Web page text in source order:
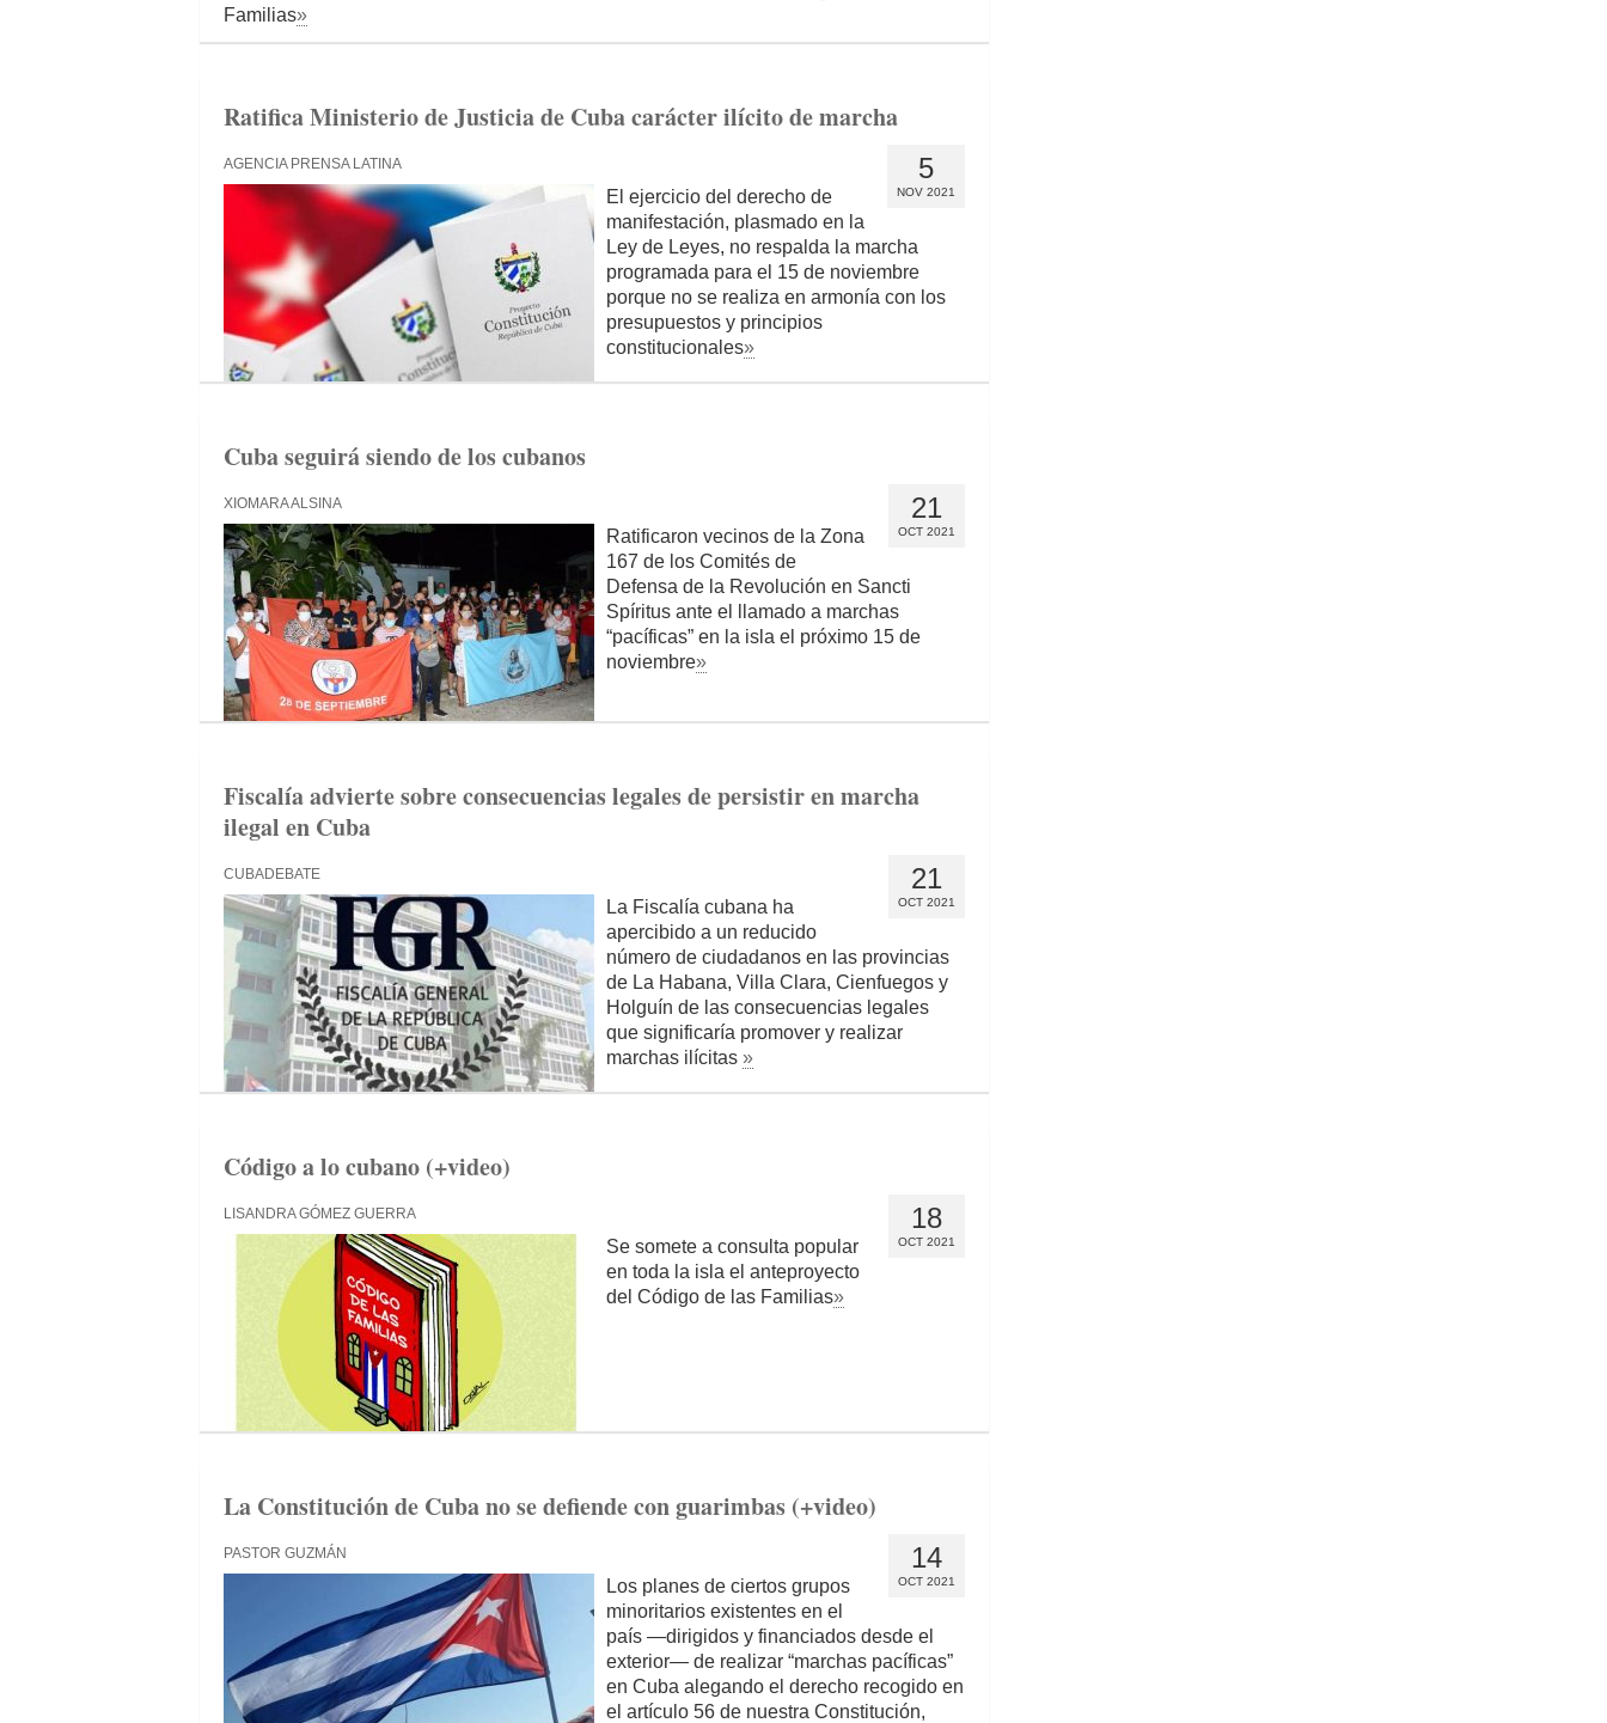
Familias»
Ratifica Ministerio de Justicia de Cuba carácter ilícito de marcha
5
NOV 2021
AGENCIA PRENSA LATINA
El ejercicio del derecho de
manifestación, plasmado en la
Ley de Leyes, no respalda la marcha
programada para el 15 de noviembre
porque no se realiza en armonía con los
presupuestos y principios
constitucionales»
Cuba seguirá siendo de los cubanos
21
OCT 2021
XIOMARA ALSINA
Ratificaron vecinos de la Zona
167 de los Comités de
Defensa de la Revolución en Sancti
Spíritus ante el llamado a marchas
“pacíficas” en la isla el próximo 15 de
noviembre»
Fiscalía advierte sobre consecuencias legales de persistir en marcha
ilegal en Cuba
21
OCT 2021
CUBADEBATE
La Fiscalía cubana ha
apercibido a un reducido
número de ciudadanos en las provincias
de La Habana, Villa Clara, Cienfuegos y
Holguín de las consecuencias legales
que significaría promover y realizar
marchas ilícitas »
Código a lo cubano (+video)
18
OCT 2021
LISANDRA GÓMEZ GUERRA
Se somete a consulta popular
en toda la isla el anteproyecto
del Código de las Familias»
La Constitución de Cuba no se defiende con guarimbas (+video)
14
OCT 2021
PASTOR GUZMÁN
Los planes de ciertos grupos
minoritarios existentes en el
país —dirigidos y financiados desde el
exterior— de realizar “marchas pacíficas”
en Cuba alegando el derecho recogido en
el artículo 56 de nuestra Constitución,